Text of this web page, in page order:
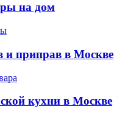
на дом
и приправ в Москве
кухни в Москве